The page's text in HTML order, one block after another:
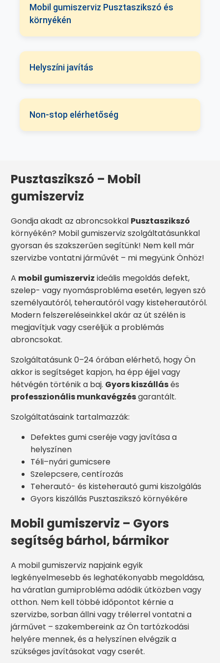
Mobil gumiszerviz Pusztaszikszó és
környékén
Helyszíni javítás
Non-stop elérhetőség
Pusztaszikszó – Mobil
gumiszerviz
Gondja akadt az abroncsokkal Pusztaszikszó
környékén? Mobil gumiszerviz szolgáltatásunkkal
gyorsan és szakszerűen segítünk! Nem kell már
szervizbe vontatni járművét – mi megyünk Önhöz!
A mobil gumiszerviz ideális megoldás defekt,
szelep- vagy nyomásprobléma esetén, legyen szó
személyautóról, teherautóról vagy kisteherautóról.
Modern felszereléseinkkel akár az út szélén is
megjavítjuk vagy cseréljük a problémás
abroncsokat.
Szolgáltatásunk 0–24 órában elérhető, hogy Ön
akkor is segítséget kapjon, ha épp éjjel vagy
hétvégén történik a baj. Gyors kiszállásés
professzionális munkavégzésgarantált.
Szolgáltatásaink tartalmazzák:
Defektes gumi cseréje vagy javítása a
helyszínen
Téli–nyári gumicsere
Szelepcsere, centírozás
Teherautó- és kisteherautó gumi kiszolgálás
Gyors kiszállás Pusztaszikszó környékére
Mobil gumiszerviz – Gyors
segítség bárhol, bármikor
A mobil gumiszerviz napjaink egyik
legkényelmesebb és leghatékonyabb megoldása,
ha váratlan gumiprobléma adódik útközben vagy
otthon. Nem kell többé időpontot kérnie a
szervizbe, sorban állni vagy trélerrel vontatni a
járművet – szakembereink az Ön tartózkodási
helyére mennek, és a helyszínen elvégzik a
szükséges javításokat vagy cserét.